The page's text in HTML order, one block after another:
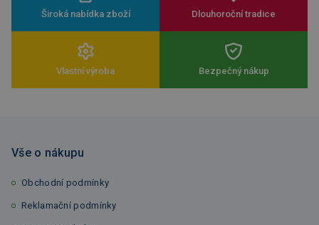
Široká nabídka zboží Dlouhoroční tradice
Vlastní výroba Bezpečný nákup
Vše o nákupu
Obchodní podmínky
Reklamační podmínky